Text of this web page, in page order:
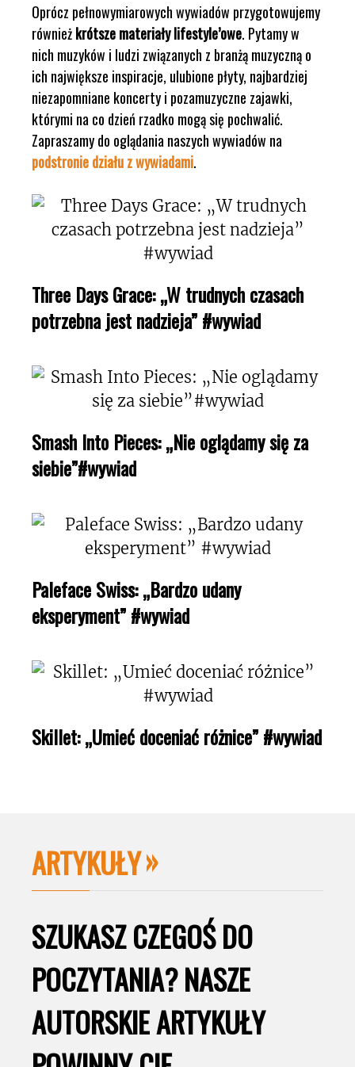
Oprócz pełnowymiarowych wywiadów przygotowujemy
równieżkrótsze materiały lifestyle’owe. Pytamy w
nich muzyków i ludzi związanych z branżą muzyczną o
ich największe inspiracje, ulubione płyty, najbardziej
niezapomniane koncerty i pozamuzyczne zajawki,
którymi na co dzień rzadko mogą się pochwalić.
Zapraszamy do oglądania naszych wywiadów na
podstronie działu z wywiadami.
Three Days Grace: „W trudnych czasach
potrzebna jest nadzieja” #wywiad
Smash Into Pieces: „Nie oglądamy się za
siebie”#wywiad
Paleface Swiss: „Bardzo udany
eksperyment” #wywiad
Skillet: „Umieć doceniać różnice” #wywiad
ARTYKUŁY
SZUKASZ CZEGOŚ DO
POCZYTANIA? NASZE
AUTORSKIE ARTYKUŁY